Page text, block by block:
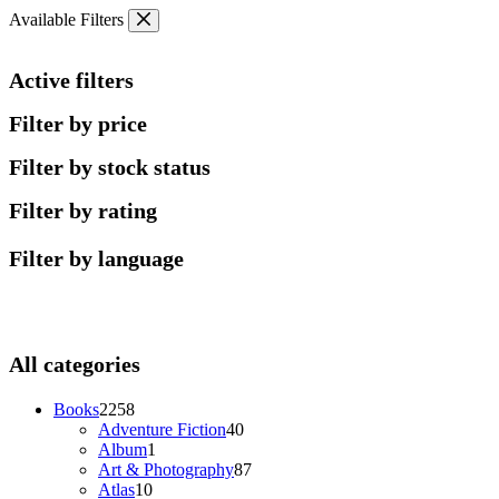
Skip
Available Filters
Active filters
Filter by price
Filter by stock status
Filter by rating
Filter by language
All categories
Books22582258
products
Adventure Fiction4040
Album1
product
Art & Photography8787
Atlas1010